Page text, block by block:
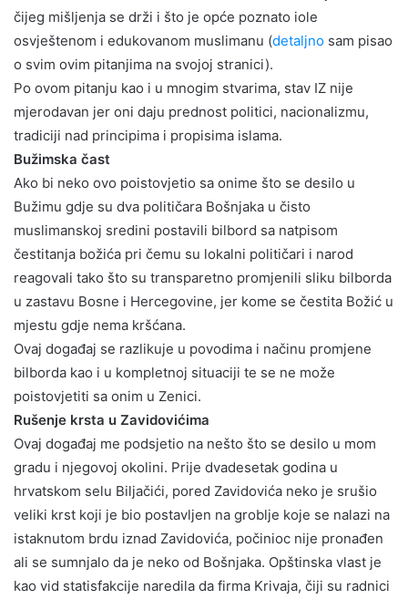
čijeg mišljenja se drži i što je opće poznato iole
osvještenom i edukovanom muslimanu (detaljno sam pisao
o svim ovim pitanjima na svojoj stranici).
Po ovom pitanju kao i u mnogim stvarima, stav IZ nije
mjerodavan jer oni daju prednost politici, nacionalizmu,
tradiciji nad principima i propisima islama.
Bužimska čast
Ako bi neko ovo poistovjetio sa onime što se desilo u
Bužimu gdje su dva političara Bošnjaka u čisto
muslimanskoj sredini postavili bilbord sa natpisom
čestitanja božića pri čemu su lokalni političari i narod
reagovali tako što su transparetno promjenili sliku bilborda
u zastavu Bosne i Hercegovine, jer kome se čestita Božić u
mjestu gdje nema kršćana.
Ovaj događaj se razlikuje u povodima i načinu promjene
bilborda kao i u kompletnoj situaciji te se ne može
poistovjetiti sa onim u Zenici.
Rušenje krsta u Zavidovićima
Ovaj događaj me podsjetio na nešto što se desilo u mom
gradu i njegovoj okolini. Prije dvadesetak godina u
hrvatskom selu Biljačići, pored Zavidovića neko je srušio
veliki krst koji je bio postavljen na groblje koje se nalazi na
istaknutom brdu iznad Zavidovića, počinioc nije pronađen
ali se sumnjalo da je neko od Bošnjaka. Opštinska vlast je
kao vid statisfakcije naredila da firma Krivaja, čiji su radnici